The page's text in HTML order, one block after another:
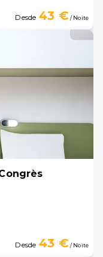
Desde 43 €/ Noite
Desde 43 €/ Noite